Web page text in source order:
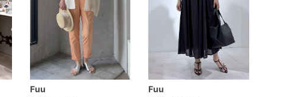
Fuu Fuu